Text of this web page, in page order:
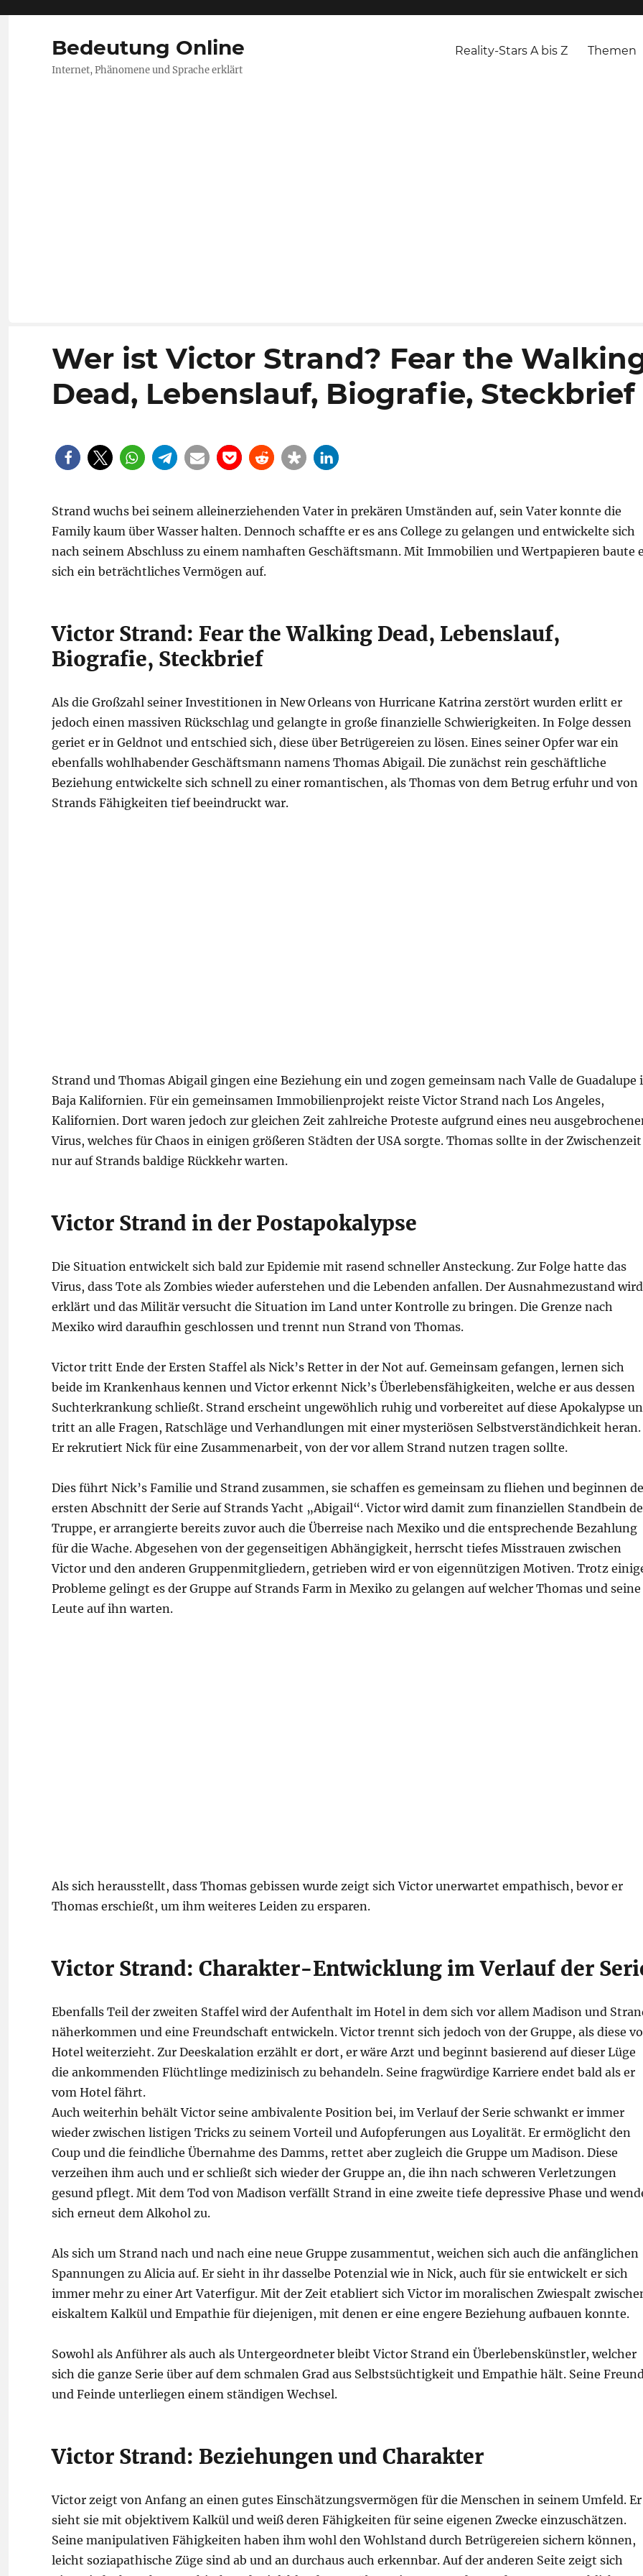
Bedeutung Online
Internet, Phänomene und Sprache erklärt
Reality-Stars A bis Z Themen
Wer ist Victor Strand? Fear the
Dead, Lebenslauf, Biografie, Steckbrief
Strand wuchs bei seinem alleinerziehenden Vater in prekären Umständen auf, sein Vater konnte die
Family kaum über Wasser halten. Dennoch schaffte er es ans College zu gelangen und entwickelte sich
nach seinem Abschluss zu einem namhaften Geschäftsmann. Mit Immobilien und Wertpapieren baute
sich ein beträchtliches Vermögen auf.
Victor Strand: Fear the Walking Dead, Lebenslauf,
Biografie, Steckbrief
Als die Großzahl seiner Investitionen in New Orleans von Hurricane Katrina zerstört wurden erlitt er
jedoch einen massiven Rückschlag und gelangte in große finanzielle Schwierigkeiten. In Folge dessen
geriet er in Geldnot und entschied sich, diese über Betrügereien zu lösen. Eines seiner Opfer war ein
ebenfalls wohlhabender Geschäftsmann namens Thomas Abigail. Die zunächst rein geschäftliche
Beziehung entwickelte sich schnell zu einer romantischen, als Thomas von dem Betrug erfuhr und von
Strands Fähigkeiten tief beeindruckt war.
Strand und Thomas Abigail gingen eine Beziehung ein und zogen gemeinsam nach Valle de Guadalupe
Baja Kalifornien. Für ein gemeinsamen Immobilienprojekt reiste Victor Strand nach Los Angeles,
Kalifornien. Dort waren jedoch zur gleichen Zeit zahlreiche Proteste aufgrund eines neu
Virus, welches für Chaos in einigen größeren Städten der USA sorgte. Thomas sollte in der Zwischenzeit
nur auf Strands baldige Rückkehr warten.
Victor Strand in der Postapokalypse
Die Situation entwickelt sich bald zur Epidemie mit rasend schneller Ansteckung. Zur Folge hatte das
Virus, dass Tote als Zombies wieder auferstehen und die Lebenden anfallen. Der Ausnahmezustand wird
erklärt und das Militär versucht die Situation im Land unter Kontrolle zu bringen. Die Grenze nach
Mexiko wird daraufhin geschlossen und trennt nun Strand von Thomas.
Victor tritt Ende der Ersten Staffel als Nick’s Retter in der Not auf. Gemeinsam gefangen, lernen sich
beide im Krankenhaus kennen und Victor erkennt Nick’s Überlebensfähigkeiten, welche er aus dessen
Suchterkrankung schließt. Strand erscheint ungewöhlich ruhig und vorbereitet auf diese Apokalypse
tritt an alle Fragen, Ratschläge und Verhandlungen mit einer mysteriösen Selbstverständichkeit heran.
Er rekrutiert Nick für eine Zusammenarbeit, von der vor allem Strand nutzen tragen sollte.
Dies führt Nick’s Familie und Strand zusammen, sie schaffen es gemeinsam zu fliehen und beginnen
ersten Abschnitt der Serie auf Strands Yacht „Abigail“. Victor wird damit zum finanziellen Standbein
Truppe, er arrangierte bereits zuvor auch die Überreise nach Mexiko und die entsprechende Bezahlung
für die Wache. Abgesehen von der gegenseitigen Abhängigkeit, herrscht tiefes Misstrauen zwischen
Victor und den anderen Gruppenmitgliedern, getrieben wird er von eigennützigen Motiven. Trotz
Probleme gelingt es der Gruppe auf Strands Farm in Mexiko zu gelangen auf welcher Thomas und seine
Leute auf ihn warten.
Als sich herausstellt, dass Thomas gebissen wurde zeigt sich Victor unerwartet empathisch, bevor er
Thomas erschießt, um ihm weiteres Leiden zu ersparen.
Victor Strand: Charakter-Entwicklung im Verlauf der
Ebenfalls Teil der zweiten Staffel wird der Aufenthalt im Hotel in dem sich vor allem Madison und
näherkommen und eine Freundschaft entwickeln. Victor trennt sich jedoch von der Gruppe, als diese
Hotel weiterzieht. Zur Deeskalation erzählt er dort, er wäre Arzt und beginnt basierend auf dieser Lüge
die ankommenden Flüchtlinge medizinisch zu behandeln. Seine fragwürdige Karriere endet bald als er
vom Hotel fährt.
Auch weiterhin behält Victor seine ambivalente Position bei, im Verlauf der Serie schwankt er immer
wieder zwischen listigen Tricks zu seinem Vorteil und Aufopferungen aus Loyalität. Er ermöglicht den
Coup und die feindliche Übernahme des Damms, rettet aber zugleich die Gruppe um Madison. Diese
verzeihen ihm auch und er schließt sich wieder der Gruppe an, die ihn nach schweren Verletzungen
gesund pflegt. Mit dem Tod von Madison verfällt Strand in eine zweite tiefe depressive Phase und
sich erneut dem Alkohol zu.
Als sich um Strand nach und nach eine neue Gruppe zusammentut, weichen sich auch die anfänglichen
Spannungen zu Alicia auf. Er sieht in ihr dasselbe Potenzial wie in Nick, auch für sie entwickelt er sich
immer mehr zu einer Art Vaterfigur. Mit der Zeit etabliert sich Victor im moralischen Zwiespalt
eiskaltem Kalkül und Empathie für diejenigen, mit denen er eine engere Beziehung aufbauen konnte.
Sowohl als Anführer als auch als Untergeordneter bleibt Victor Strand ein Überlebenskünstler, welcher
sich die ganze Serie über auf dem schmalen Grad aus Selbstsüchtigkeit und Empathie hält. Seine
und Feinde unterliegen einem ständigen Wechsel.
Victor Strand: Beziehungen und Charakter
Victor zeigt von Anfang an einen gutes Einschätzungsvermögen für die Menschen in seinem Umfeld. Er
sieht sie mit objektivem Kalkül und weiß deren Fähigkeiten für seine eigenen Zwecke einzuschätzen.
Seine manipulativen Fähigkeiten haben ihm wohl den Wohlstand durch Betrügereien sichern können,
leicht soziapathische Züge sind ab und an durchaus auch erkennbar. Auf der anderen Seite zeigt sich